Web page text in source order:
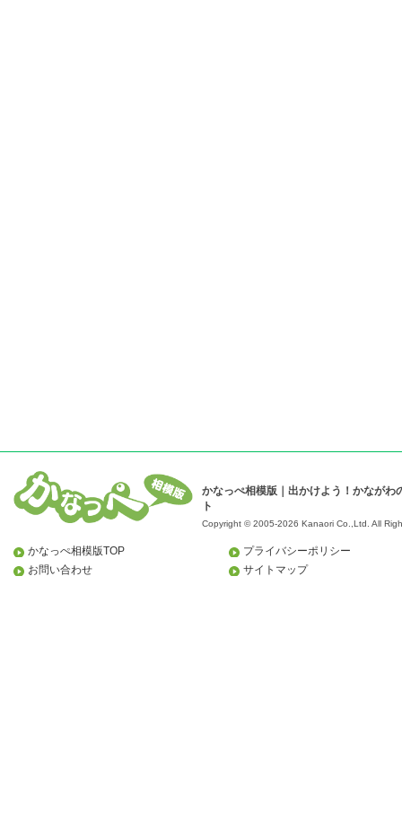
かなっぺ相模版｜出かけよう！かながわ
ト
Copyright © 2005-2026 Kanaori Co.,Ltd. All
かなっぺ相模版TOP
お問い合わせ
プライバシーポリシー
サイトマップ